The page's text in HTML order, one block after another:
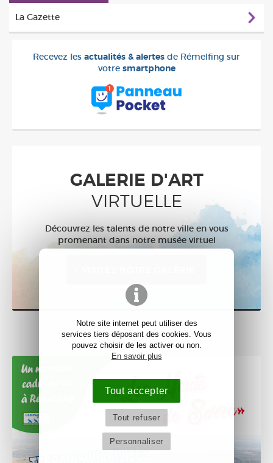
Notre site internet peut utiliser des
services tiers déposant des cookies. Vous
pouvez choisir de les activer ou non.
En savoir plus
Tout accepter
Tout refuser
Personnaliser
La Gazette
Recevez les actualités & alertes de Rémelfing sur
votre smartphone
GALERIE D'ART
VIRTUELLE
Découvrez les talents de notre ville en vous
promenant dans notre musée virtuel